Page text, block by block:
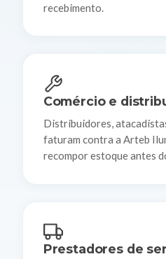
recebimento.
Comércio e
Distribuidores,
faturam contra a Arteb
recompor estoque antes
Prestadores de